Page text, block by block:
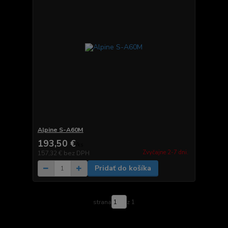
Alpine S-A60M
193,50 €
157,32 € bez DPH Zvyčajne 2-7 dni.
Pridať do košíka
strana z 1